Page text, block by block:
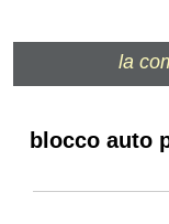
la
blocco auto